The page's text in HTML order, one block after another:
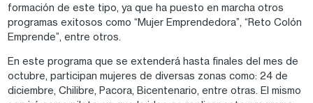
formación de este tipo, ya que ha puesto en marcha otros
programas exitosos como “Mujer Emprendedora”, “Reto Colón
Emprende”, entre otros.
En este programa que se extenderá hasta finales del mes de
octubre, participan mujeres de diversas zonas como: 24 de
diciembre, Chilibre, Pacora, Bicentenario, entre otras. El mismo